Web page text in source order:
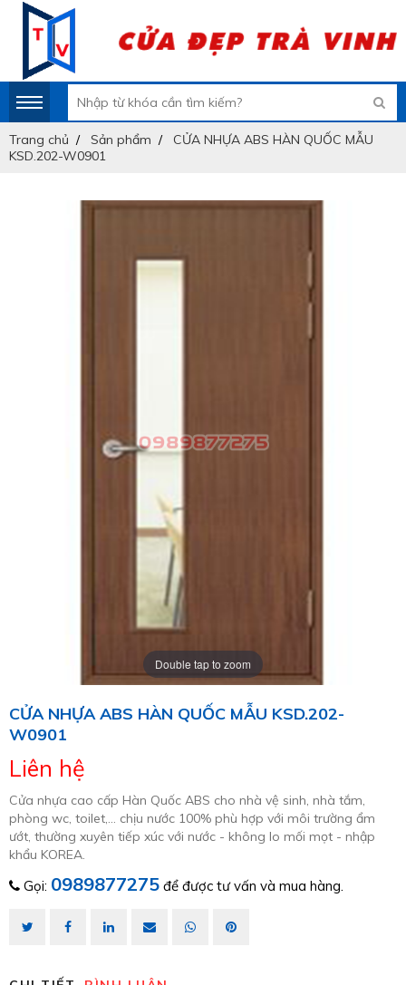
Trang chủ Sản phẩm
CỬA NHỰA ABS HÀN QUỐC MẪU
KSD.202-W0901
Double tap to zoom
CỬA NHỰA ABS HÀN QUỐC MẪU KSD.202-
W0901
Liên hệ
Cửa nhựa cao cấp Hàn Quốc ABS cho nhà vệ sinh, nhà tắm,
phòng wc, toilet,... chịu nước 100% phù hợp với môi trường ẩm
ướt, thường xuyên tiếp xúc với nước - không lo mối mọt - nhập
khẩu KOREA.
Gọi: 0989877275 để được tư vấn và mua hàng.